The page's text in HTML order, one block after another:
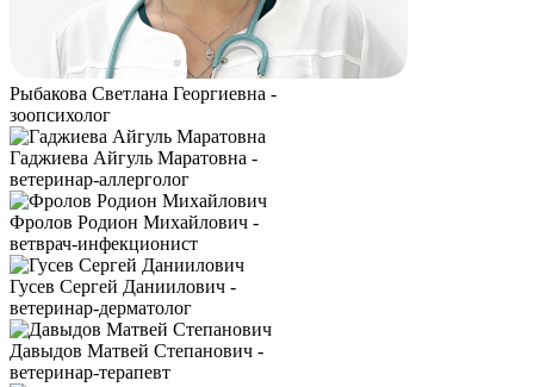
Рыбакова Светлана Георгиевна -
зоопсихолог
Гаджиева Айгуль Маратовна -
ветеринар-аллерголог
Фролов Родион Михайлович -
ветврач-инфекционист
Гусев Сергей Даниилович -
ветеринар-дерматолог
Давыдов Матвей Степанович -
ветеринар-терапевт